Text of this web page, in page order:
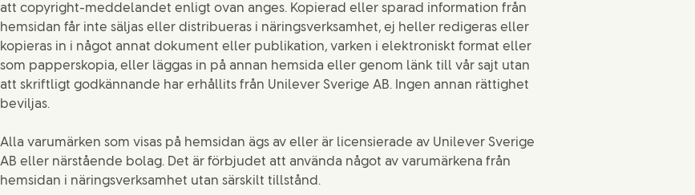
att copyright-meddelandet enligt ovan anges. Kopierad eller sparad information från
hemsidan får inte säljas eller distribueras i näringsverksamhet, ej heller redigeras eller
kopieras in i något annat dokument eller publikation, varken i elektroniskt format eller
som papperskopia, eller läggas in på annan hemsida eller genom länk till vår sajt utan
att skriftligt godkännande har erhållits från Unilever Sverige AB. Ingen annan rättighet
beviljas.
Alla varumärken som visas på hemsidan ägs av eller är licensierade av Unilever Sverige
AB eller närstående bolag. Det är förbjudet att använda något av varumärkena från
hemsidan i näringsverksamhet utan särskilt tillstånd.